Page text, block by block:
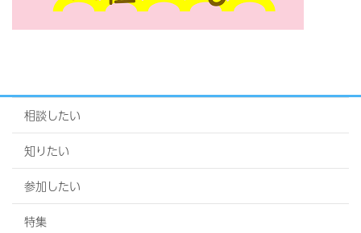
相談したい
知りたい
参加したい
特集